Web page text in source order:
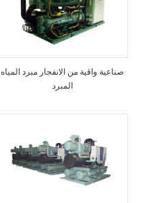
صناعية واقية من الانفجار مبرد المياه
المبرد